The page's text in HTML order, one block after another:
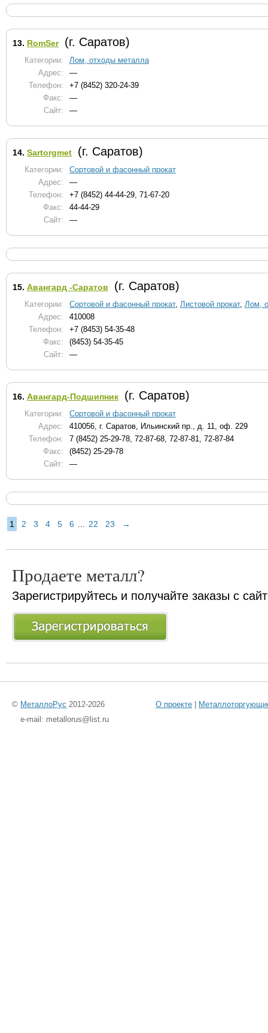
13. RomSer (г. Саратов)
Категории:
Лом, отходы металла
Адрес:
—
Телефон:
+7 (8452) 320-24-39
Факс:
—
Сайт:
—
14. Sartorgmet (г. Саратов)
Категории:
Сортовой и фасонный прокат
Адрес:
—
Телефон:
+7 (8452) 44-44-29, 71-67-20
Факс:
44-44-29
Сайт:
—
15. Авангард -Саратов (г. Саратов)
Категории: Сортовой и фасонный прокат, Листовой прокат, Лом,
Адрес:
410008
Телефон:
+7 (8453) 54-35-48
Факс:
(8453) 54-35-45
Сайт:
—
16. Авангард-Подшипник (г. Саратов)
Категории:
Сортовой и фасонный прокат
Адрес:
410056, г. Саратов, Ильинский пр., д. 11, оф. 229
Телефон:
7 (8452) 25-29-78, 72-87-68, 72-87-81, 72-87-84
Факс:
(8452) 25-29-78
Сайт:
—
1 2 3 4 5 6 ... 22 23 →
Продаете металл?
Зарегистрируйтесь и получайте заказы с
© МеталлоРус 2012-2026 О проекте |
e-mail: metallorus@list.ru